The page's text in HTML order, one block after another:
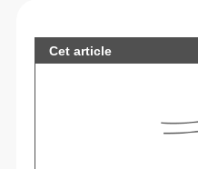
Cet article